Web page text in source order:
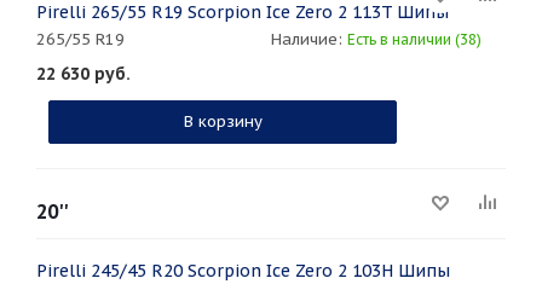
Pirelli 265/55 R19 Scorpion Ice Zero 2 113T Шипы
265/55 R19 Наличие: Есть в наличии (38)
22 630 руб.
В корзину
20''
Pirelli 245/45 R20 Scorpion Ice Zero 2 103H Шипы